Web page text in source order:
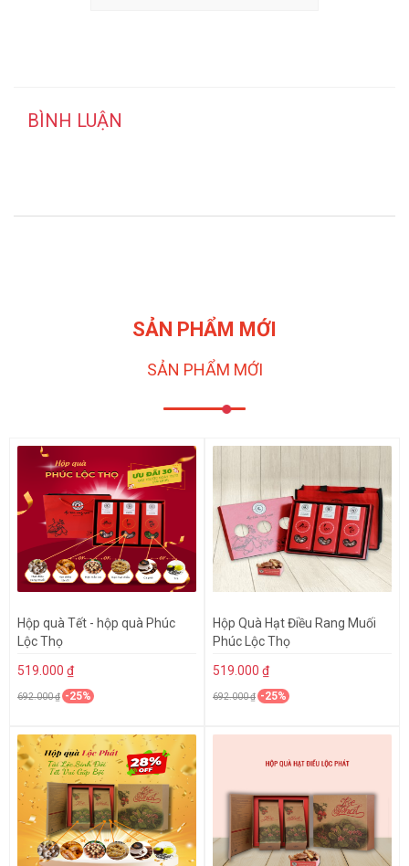
BÌNH LUẬN
SẢN PHẨM MỚI
SẢN PHẨM MỚI
Hộp quà Tết - hộp quà Phúc
Lộc Thọ
519.000 ₫
692.000 ₫ -25%
Hộp Quà Hạt Điều Rang Muối
Phúc Lộc Thọ
519.000 ₫
692.000 ₫ -25%